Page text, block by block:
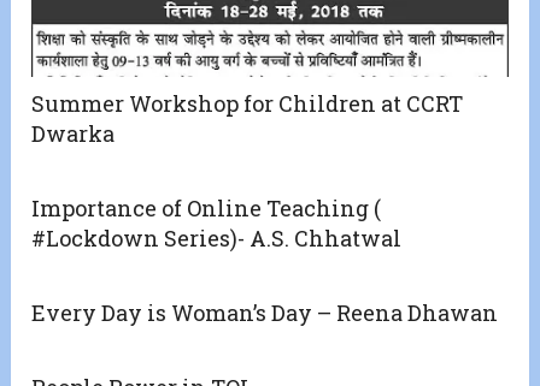
Summer Workshop for Children at CCRT
Dwarka
Importance of Online Teaching (
#Lockdown Series)- A.S. Chhatwal
Every Day is Woman’s Day – Reena Dhawan